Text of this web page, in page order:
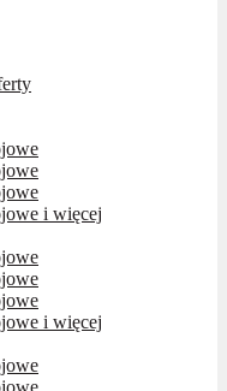
i więcej
i więcej